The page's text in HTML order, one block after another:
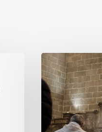
6
de
marzo
San
Olegario,